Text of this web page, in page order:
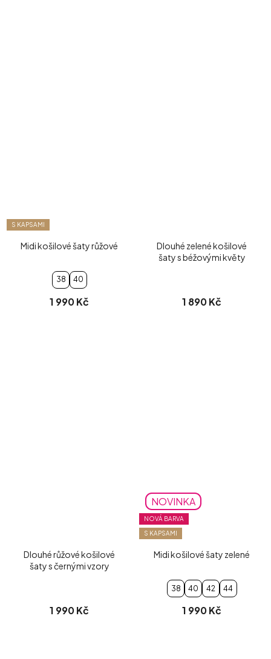
S KAPSAMI
Midi košilové šaty růžové
38 40
1 990 Kč
Dlouhé zelené košilové
šaty s béžovými květy
1 890 Kč
Dlouhé růžové košilové
šaty s černými vzory
1 990 Kč
NOVINKA
NOVÁ BARVA
S KAPSAMI
Midi košilové šaty zelené
38 40 42 44
1 990 Kč